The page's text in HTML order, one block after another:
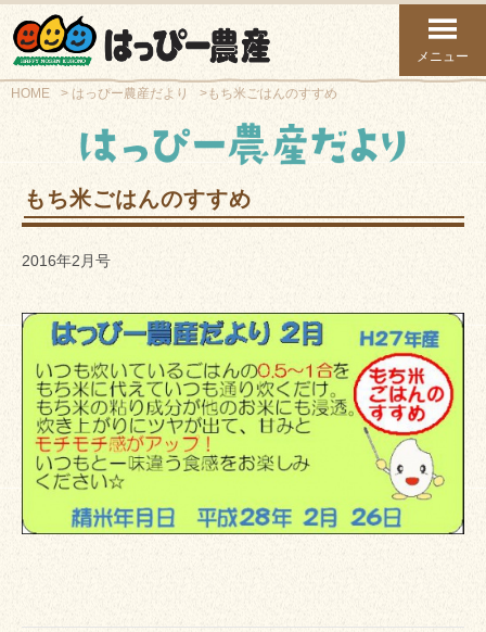
メニュー
HOME はっぴー農産だより もち米ごはんのすすめ
もち米ごはんのすすめ
2016年2月号